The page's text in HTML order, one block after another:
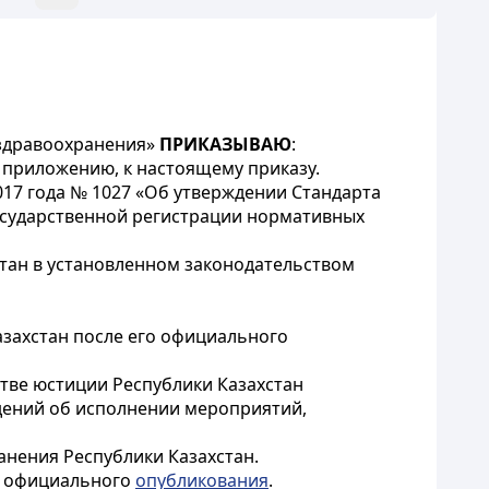
ПРИКАЗЫВАЮ:
к настоящему приказу.
года № 1027 «Об утверждении Стандарта
регистрации нормативных
в установленном законодательством
после его официального
юстиции Республики Казахстан
об исполнении мероприятий,
Республики Казахстан.
официального опубликования.